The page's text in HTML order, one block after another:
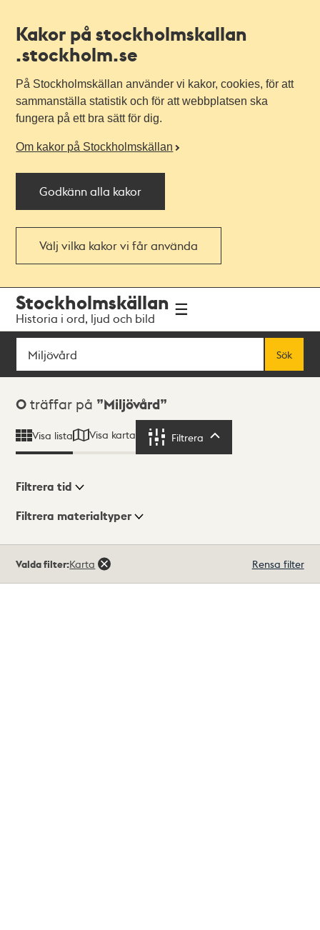
Kakor på stockholmskallan
.stockholm.se
På Stockholmskällan använder vi kakor, cookies, för att
sammanställa statistik och för att webbplatsen ska
fungera på ett bra sätt för dig.
Om kakor på Stockholmskällan
Godkänn alla kakor
Välj vilka kakor vi får använda
navigationen
huvudinnehållet
Stockholmskällan
Historia i ord, ljud och bild
Sök
Sök
Sökresultat
0 träffar på Miljövård
Visa lista Visa karta Filtrera
Visningsläge
Filtrera tid
Filtrera materialtyper
träffar
Valda filter:Karta Rensa filter